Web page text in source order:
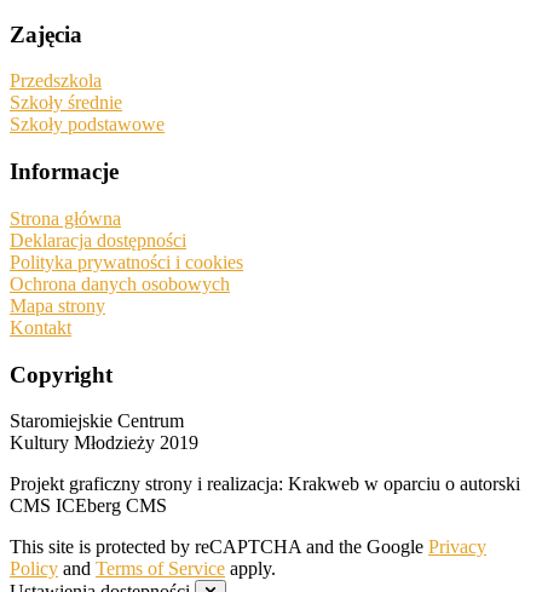
Zajęcia
Przedszkola
Szkoły średnie
Szkoły podstawowe
Informacje
Strona główna
Deklaracja dostępności
Polityka prywatności i cookies
Ochrona danych osobowych
Mapa strony
Kontakt
Copyright
Staromiejskie Centrum
Kultury Młodzieży 2019
Projekt graficzny strony i realizacja: Krakweb w oparciu o autorski
CMS ICEberg CMS
This site is protected by reCAPTCHA and the Google Privacy
Policy and Terms of Service apply.